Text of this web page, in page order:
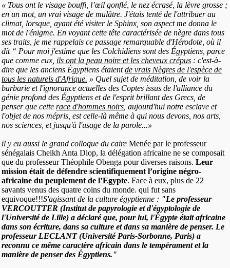
« Tous ont le visage bouffi, l’œil gonflé, le nez écrasé, la lèvre grosse ;
en un mot, un vrai visage de mulâtre. J'étais tenté de l'attribuer au
climat, lorsque, ayant été visiter le Sphinx, son aspect me donna le
mot de l'énigme. En voyant cette tête caractérisée de nègre dans tous
ses traits, je me rappelais ce passage remarquable d'Hérodote, où il
dit “ Pour moi j'estime que les Colchidiens sont des Égyptiens, parce
que comme eux, ils ont la peau noire et les cheveux crépus : c'est-à-
dire que les anciens Égyptiens étaientde vrais Nègres de l'espèce de
tous les naturels d'Afrique. » Quel sujet de méditation, de voir la
barbarie et l'ignorance actuelles des Coptes issus de l'alliance du
génie profond des Égyptiens et de l'esprit brillant des Grecs, de
penser que cette race d'hommes noirs , aujourd'hui notre esclave et
l'objet de nos mépris, est celle-là même à qui nous devons, nos arts,
nos sciences, et jusqu'à l'usage de la parole...»
il y eu aussi le grand colloque du caire Menée par le professeur
sénégalais Cheikh Anta Diop, la délégation africaine ne se composait
que du professeur Théophile Obenga pour diverses raisons. Leur
mission était de défendre scientifiquement l’origine négro-
africaine du peuplement de l’Egypte. Face à eux, plus de 22
savants venus des quatre coins du monde. qui fut sans
equivoque!!!S'agissant de la culture égyptienne : "Le professeur
VERCOUTTER (Institut de papyrologie et d'égyptologie de
l'Université de Lille) a déclaré que, pour lui, l'Égypte était africaine
dans son écriture, dans sa culture et dans sa manière de penser. Le
professeur LECLANT (Université Paris-Sorbonne, Paris) a
reconnu ce même caractère africain dans le tempérament et la
manière de penser des Égyptiens."